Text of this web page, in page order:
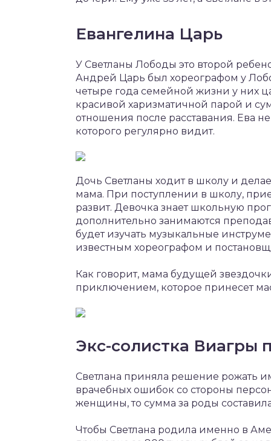
Евангелина Царь
У Светланы Лободы это второй
Андрей Царь был хореографом у
четыре года семейной жизни у них
красивой харизматичной парой и
отношения после расставания. Ева
которого регулярно видит.
Дочь Светланы ходит в школу и
мама. При поступлении в школу,
развит. Девочка знает школьную
дополнительно занимаются
будет изучать музыкальные
известным хореографом и
Как говорит, мама будущей
приключением, которое принесет
Экс-солистка Виагры
Светлана приняла решение рожать
врачебных ошибок со стороны
женщины, то сумма за роды
Чтобы Светлана родила именно в